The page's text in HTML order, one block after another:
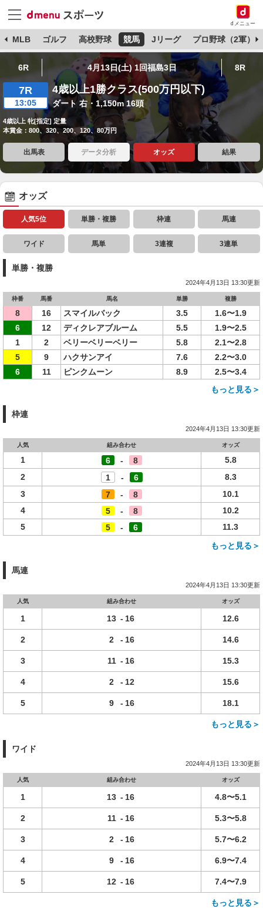
dメニュー
MLB ゴルフ 高校野球 競馬 Jリーグ プロ野球（2軍）
6R 4月13日(土) 1回福島3日 8R
7R
13:05
4歳以上1勝クラス(500万円以下)
ダート 右・1,150m 16頭
4歳以上 牝[指定] 定量
本賞金：800、320、200、120、80万円
出馬表 データ分析 オッズ 結果
オッズ
人気5位 単勝・複勝 枠連 馬連
ワイド 馬単 3連複 3連単
単勝・複勝
2024年4月13日 13:30更新
枠番 馬番 馬名 単勝 複勝
8 16 スマイルバック 3.5
1.6〜1.9
6
12 ディクレアブルーム 5.5
1.9〜2.5
1
2 ベリーベリーベリー 5.8
2.1〜2.8
5
9 ハクサンアイ 7.6
2.2〜3.0
6
11 ピンクムーン 8.9
2.5〜3.4
もっと見る＞
枠連
2024年4月13日 13:30更新
人気 組み合わせ オッズ
1 6 - 8
5.8
2
1 - 6
8.3
3
7 - 8
10.1
4
5 - 8
10.2
5
5 - 6
11.3
もっと見る＞
馬連
2024年4月13日 13:30更新
人気 組み合わせ オッズ
1 13 - 16 12.6
2 2 - 16 14.6
3 11 - 16 15.3
4 2 - 12 15.6
5 9 - 16 18.1
もっと見る＞
ワイド
2024年4月13日 13:30更新
人気 組み合わせ オッズ
1 13 - 16 4.8〜5.1
2 11 - 16 5.3〜5.8
3 2 - 16 5.7〜6.2
4 9 - 16 6.9〜7.4
5 12 - 16 7.4〜7.9
もっと見る＞